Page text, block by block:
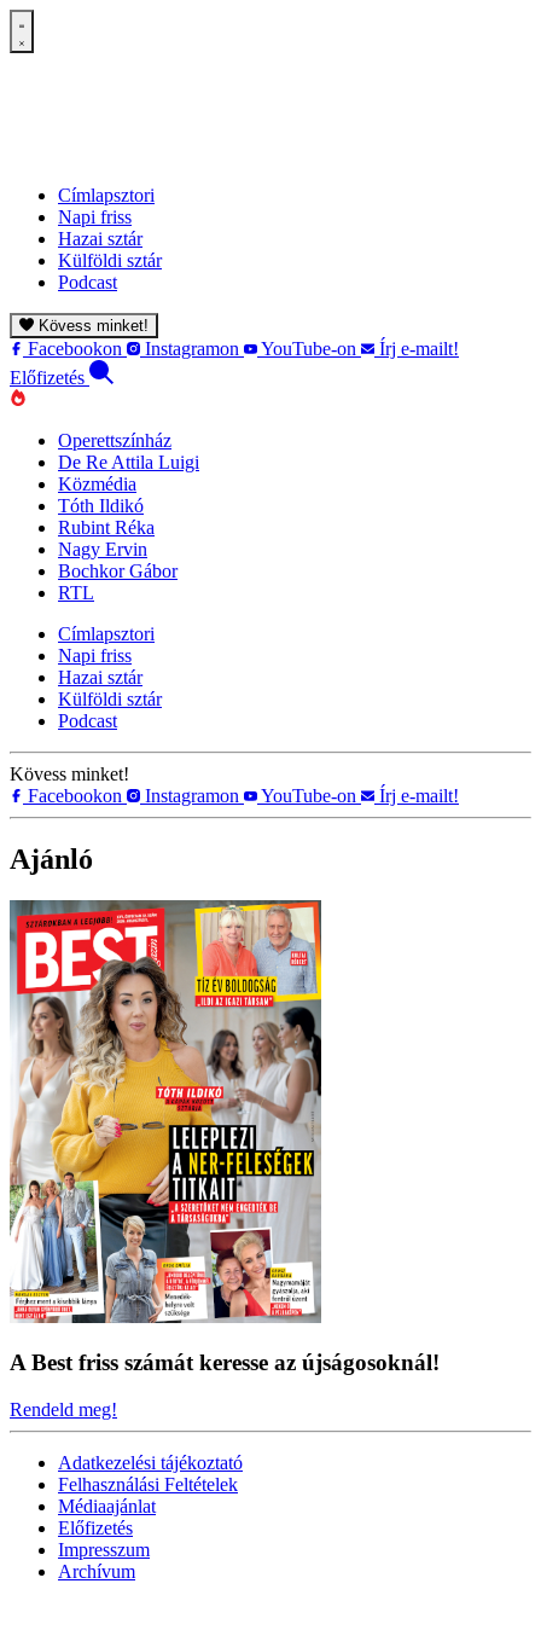
Címlapsztori
Napi friss
Hazai sztár
Külföldi sztár
Podcast
Kövess minket!
Facebookon Instagramon YouTube-on
Írj e-mailt!
Előfizetés
Operettszínház
De Re Attila Luigi
Közmédia
Tóth Ildikó
Rubint Réka
Nagy Ervin
Bochkor Gábor
RTL
Címlapsztori
Napi friss
Hazai sztár
Külföldi sztár
Podcast
Kövess minket!
Facebookon
Instagramon YouTube-on Írj e-mailt!
Ajánló
A Best friss számát keresse az újságosoknál!
Rendeld meg!
Adatkezelési tájékoztató
Felhasználási Feltételek
Médiaajánlat
Előfizetés
Impresszum
Archívum